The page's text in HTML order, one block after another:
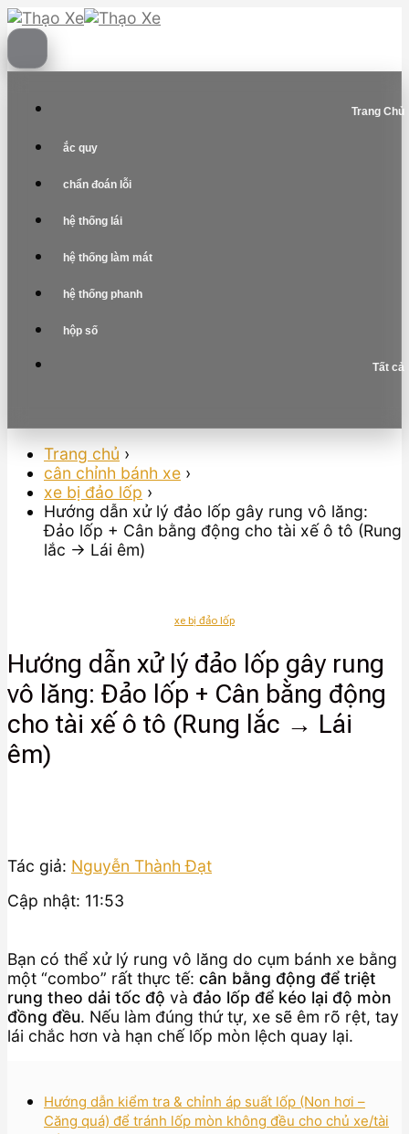
Skip
to
content
Trang Chủ
ắc quy
chẩn đoán lỗi
hệ thống lái
hệ thống làm mát
hệ thống phanh
hộp số
Tất cả
Trang chủ ›
cân chỉnh bánh xe ›
xe bị đảo lốp ›
Hướng dẫn xử lý đảo lốp gây rung vô lăng:
Đảo lốp + Cân bằng động cho tài xế ô tô (Rung
lắc → Lái êm)
xe bị đảo lốp
Hướng dẫn xử lý đảo lốp gây rung
vô lăng: Đảo lốp + Cân bằng động
cho tài xế ô tô (Rung lắc → Lái
êm)
Tác giả: Nguyễn Thành Đạt
Cập nhật: 11:53
Bạn có thể xử lý rung vô lăng do cụm bánh xe bằng
một “combo” rất thực tế: cân bằng động để triệt
rung theo dải tốc độ và đảo lốp để kéo lại độ mòn
đồng đều. Nếu làm đúng thứ tự, xe sẽ êm rõ rệt, tay
lái chắc hơn và hạn chế lốp mòn lệch quay lại.
Hướng dẫn kiểm tra & chỉnh áp suất lốp (Non hơi –
Căng quá) để tránh lốp mòn không đều cho chủ xe/tài